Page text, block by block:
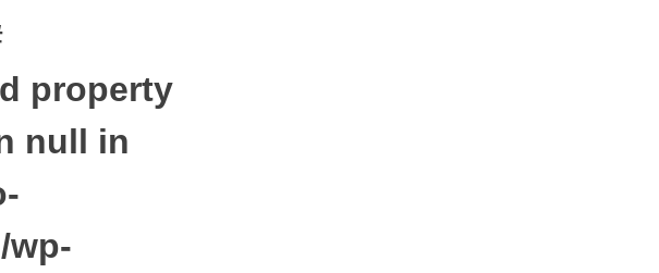
property
null in
wp-